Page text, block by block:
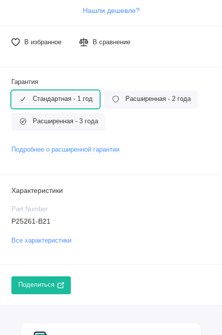
Нашли дешевле?
В избранное В сравнение
Гарантия
Стандартная - 1 год Расширенная - 2 года
Расширенная - 3 года
Подробнее о расширенной гарантии
Характеристики
Part Number
P25261-B21
Все характеристики
Поделиться